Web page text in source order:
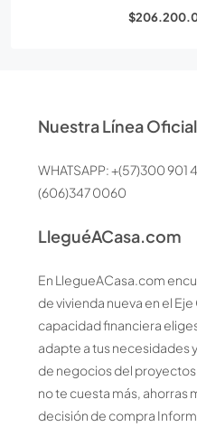
Nuestra Línea Oficial
WHATSAPP: +(57)300 901
(606)347 0060
LleguéACasa.com
En LlegueACasa.com
de vivienda nueva en el
capacidad financiera
adapte a tus necesidades
de negocios del
no te cuesta más, ahorras
decisión de compra